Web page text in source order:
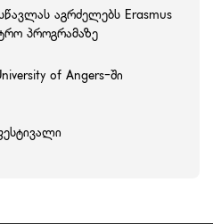
აგრძელებს Erasmus
პროგრამაზე
of Angers-ში